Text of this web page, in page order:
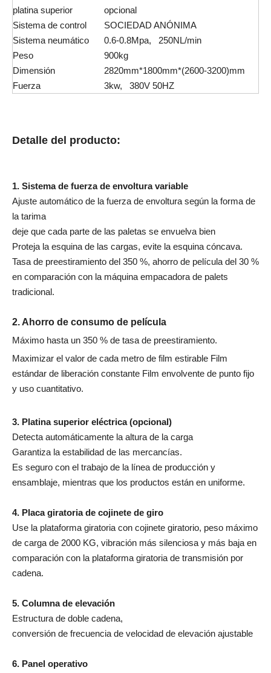
platina superior
opcional
Sistema de control
SOCIEDAD ANÓNIMA
Sistema neumático
0.6-0.8Mpa, 250NL/min
Peso
900kg
Dimensión
2820mm*1800mm*(2600-3200)mm
Fuerza
3kw, 380V 50HZ
Detalle del producto:
1. Sistema de fuerza de envoltura variable
Ajuste automático de la fuerza de envoltura según la forma de
la tarima
deje que cada parte de las paletas se envuelva bien
Proteja la esquina de las cargas, evite la esquina cóncava.
Tasa de preestiramiento del 350 %, ahorro de película del 30 %
en comparación con la máquina empacadora de palets
tradicional.
2. Ahorro de consumo de película
Máximo hasta un 350 % de tasa de preestiramiento.
Maximizar el valor de cada metro de film estirable Film
estándar de liberación constante Film envolvente de punto fijo
y uso cuantitativo.
3. Platina superior eléctrica (opcional)
Detecta automáticamente la altura de la carga
Garantiza la estabilidad de las mercancías.
Es seguro con el trabajo de la línea de producción y
ensamblaje, mientras que los productos están en uniforme.
4. Placa giratoria de cojinete de giro
Use la plataforma giratoria con cojinete giratorio, peso máximo
de carga de 2000 KG, vibración más silenciosa y más baja en
comparación con la plataforma giratoria de transmisión por
cadena.
5. Columna de elevación
Estructura de doble cadena,
conversión de frecuencia de velocidad de elevación ajustable
6. Panel operativo